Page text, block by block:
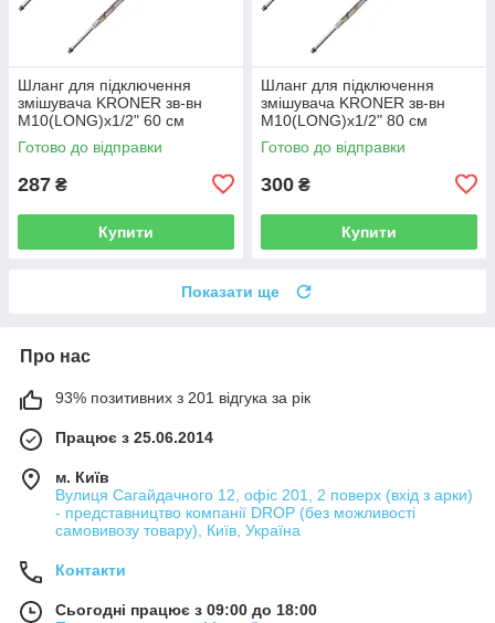
Шланг для підключення
змішувача KRONER зв-вн
M10(LONG)x1/2" 60 см
297366 CV036715
Готово до відправки
287 ₴
Купити
Шланг для підключення
змішувача KRONER зв-вн
M10(LONG)x1/2" 80 см
297367 CV036716
Готово до відправки
300 ₴
Купити
Показати ще
Про нас
93% позитивних з 201 відгука за рік
Працює з 25.06.2014
м. Київ
Вулиця Сагайдачного 12, офіс 201, 2 поверх (вхід з арки)
- представництво компанії DROP (без можливості
самовивозу товару), Київ, Україна
Контакти
Сьогодні працює з 09:00 до 18:00